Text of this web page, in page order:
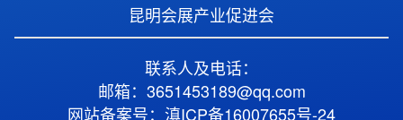
昆明会展产业促进会
联系人及电话：
邮箱：3651453189@qq.com
网站备案号：滇ICP备16007655号-24